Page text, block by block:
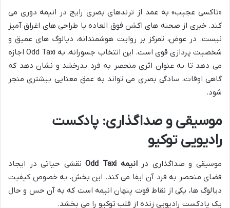
«تاکسی عجیب» به عمد از ترندهای بصری رایج در انیمه دوری می
کند. خبری از صحنه های اکشن فوق العاده یا طراحی های اغراق آمیز
نیست. در عوض، تمرکز بر روایت هوشمندانه، دیالوگ های عمیق و
شخصیت پردازی قوی است. این انتخاب جسورانه، به Odd Taxi اجازه
می دهد تا به عنوان اثری منحصر به فرد بدرخشد و نشان دهد که
گاهی اوقات، سادگی بصری می تواند به عمق معنایی بیشتری منجر
شود.
موسیقی و صداگذاری: پادکست
رادیویی توکیو
موسیقی و صداگذاری درانیمه Odd Taxi
نقشی حیاتی در ایجاد
فضای منحصر به فرد آن ایفا می کند. این بخش، به خصوص کیفیت
دیالوگ ها، یکی از نقاط قوت پنهان انیمه است که به آن حس و حال
یک پادکست رادیویی زنده از قلب توکیو را می بخشد.